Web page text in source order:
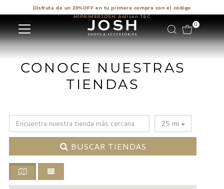
Disfruta de un 20%OFF en tu primera compra con el código
MIPRIMERJOSH. Aplican T&C
0
CONOCE NUESTRAS
TIENDAS